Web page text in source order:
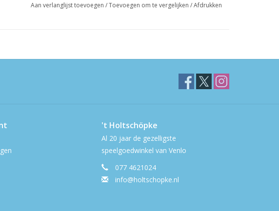
Aan verlanglijst toevoegen /Toevoegen om te vergelijken /Afdrukken
't Holtschöpke
Al 20 jaar de gezelligste
speelgoedwinkel van Venlo
077 4621024
info@holtschopke.nl